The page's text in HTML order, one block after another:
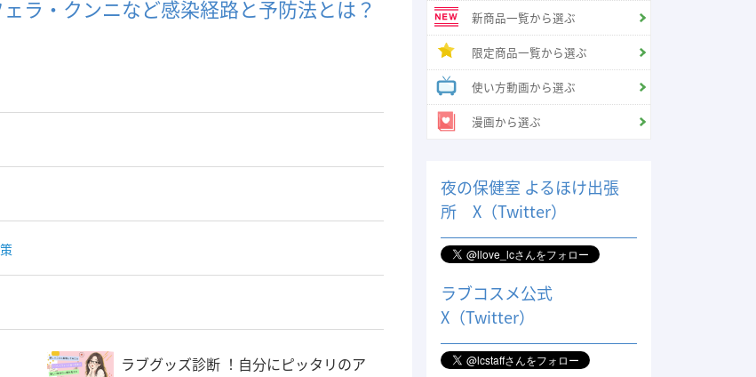
ラ・クンニなど感染経路と予防法とは？
ラブグッズ診断 ！自分にピッタリのア
新商品一覧から選ぶ
限定商品一覧から選ぶ
使い方動画から選ぶ
漫画から選ぶ
夜の保健室 よるほけ出張
所 X（Twitter）
ラブコスメ公式
X（Twitter）